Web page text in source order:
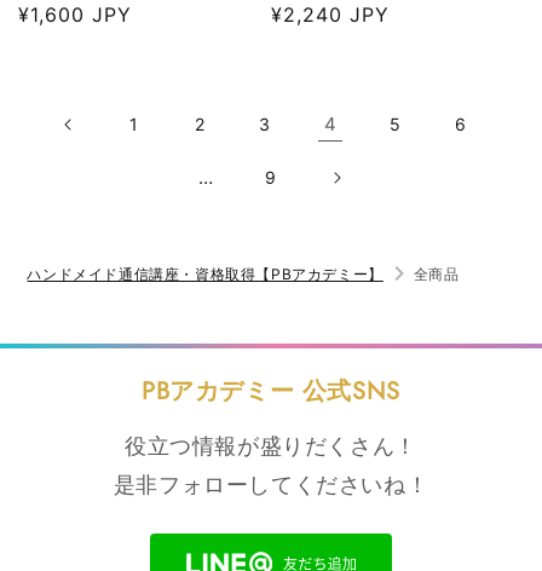
通
¥1,600 JPY
通
¥2,240 JPY
1 2 3 4 5 6
… 9
ハンドメイド通信講座・資格取得【PBアカデミー】 全商品
PBアカデミー 公式SNS
役立つ情報が盛りだくさん！
是非フォローしてくださいね！